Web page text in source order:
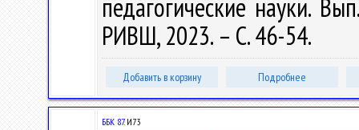
педагогические науки.
РИВШ, 2023. – С. 46-54.
Добавить в корзину Подробнее
ББК 87.И73